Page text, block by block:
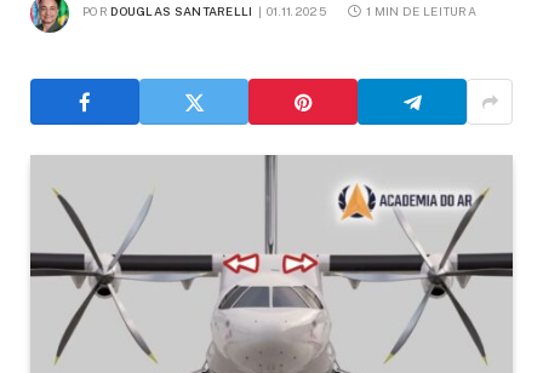
POR DOUGLAS SANTARELLI 01.11.2025 1 MIN DE LEITURA